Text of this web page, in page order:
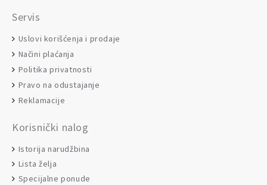
Servis
Uslovi korišćenja i prodaje
Načini plaćanja
Politika privatnosti
Pravo na odustajanje
Reklamacije
Korisnički nalog
Istorija narudžbina
Lista želja
Specijalne ponude